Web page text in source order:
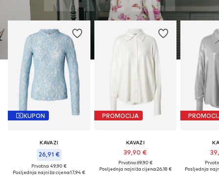
KUPON
KAVAZI
26,91 €
Prvotno: 49,90 €
Posljednja najniža cijena:17,94 €
PROMOCIJA
KAVAZI
39,90 €
Prvotno: 69,90 €
Posljednja najniža cijena:26,18 €
Posljednja